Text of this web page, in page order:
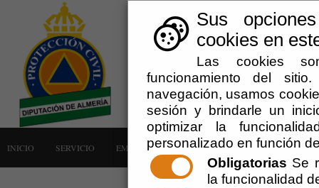
Sus
cookies en
Las cookies
funcionamiento del
navegación, usamos
sesión y brindarle un
optimizar la
personalizado en función
Obligatorias Se
la funcionalidad
INICIO SERVICIO EMERGENCIAS LA AGRUPACIÓN AVISOS